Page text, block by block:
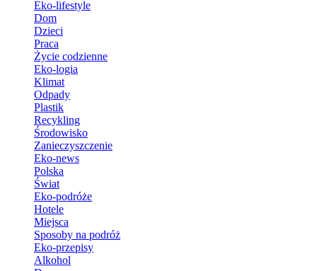
Eko-lifestyle
Dom
Dzieci
Praca
Życie codzienne
Eko-logia
Klimat
Odpady
Plastik
Recykling
Środowisko
Zanieczyszczenie
Eko-news
Polska
Świat
Eko-podróże
Hotele
Miejsca
Sposoby na podróż
Eko-przepisy
Alkohol